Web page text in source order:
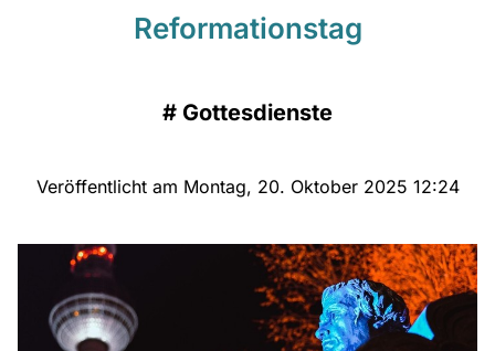
Reformationstag
# Gottesdienste
Veröffentlicht am Montag, 20. Oktober 2025 12:24